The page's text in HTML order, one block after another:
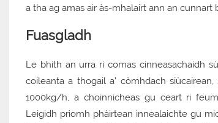
a tha ag amas air às-mhalairt ann an cunnart
Fuasgladh
Le bhith an urra ri comas cinneasachaidh
coileanta a thogail a’ còmhdach
1000kg/h, a choinnicheas gu ceart ri
Leigidh prìomh phàirtean innealaichte gu